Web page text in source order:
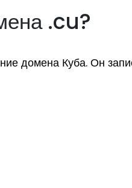
.cu?
домена Куба. Он